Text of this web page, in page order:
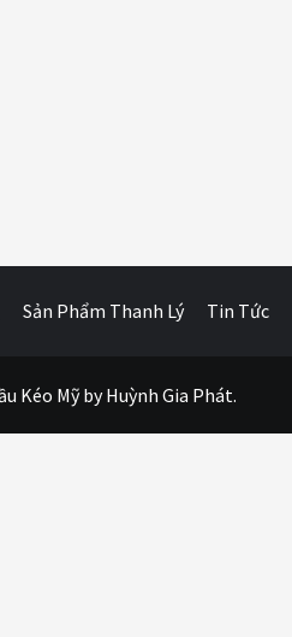
Sản Phẩm Thanh Lý Tin Tức
Kéo Mỹby Huỳnh Gia Phát.